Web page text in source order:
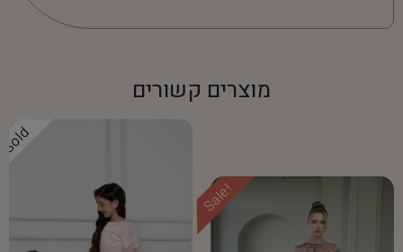
מוצרים קשורים
Sale!
Sold